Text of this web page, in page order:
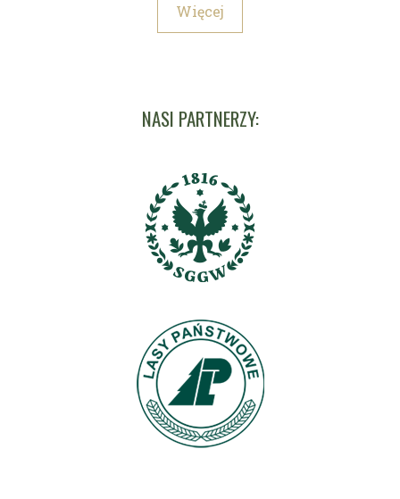
Więcej
NASI PARTNERZY: